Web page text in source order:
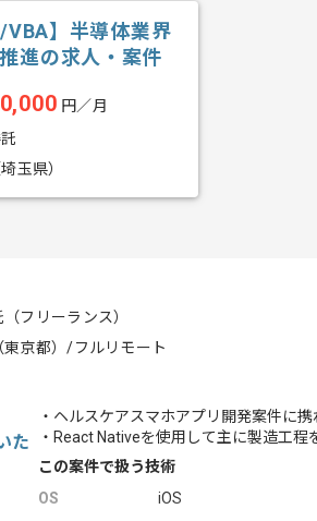
VBA】半導体業界
進の求人・案件
円／月
玉県）
フリーランス）
東京都）/フルリモート
た
・ヘルスケアスマホアプリ開発案件に
・React Nativeを使用して主に製造工程
この案件で扱う技術
OS
iOS